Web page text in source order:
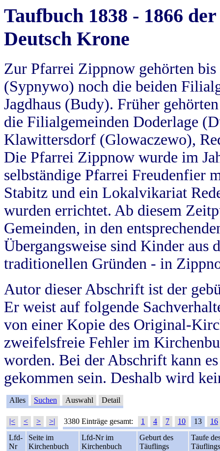
Taufbuch 1838 - 1866
Deutsch Krone
Zur Pfarrei Zippnow gehörten
(Sypnywo) noch die beiden
Jagdhaus (Budy). Früher
die Filialgemeinden Doderlage
Klawittersdorf (Glowaczewo),
Die Pfarrei Zippnow wurde im
selbständige Pfarrei Freudenfier
Stabitz und ein Lokalvikariat
wurden errichtet. Ab diesem
Gemeinden, in den
Übergangsweise sind Kinder aus
traditionellen Gründen - in
Autor dieser Abschrift ist der
Er weist auf folgende
von einer Kopie des Original-
zweifelsfreie Fehler im
worden. Bei der Abschrift kann
gekommen sein. Deshalb wird
Alles Suchen Auswahl Detail
|< < > >| 3380 Einträge gesamt: 1 4 7 10 13
16
Lfd-
Nr
Seite im
Kirchenbuch
Lfd-Nr im
Kirchenbuch
Geburt des
Täuflings
Taufe
Täuflings